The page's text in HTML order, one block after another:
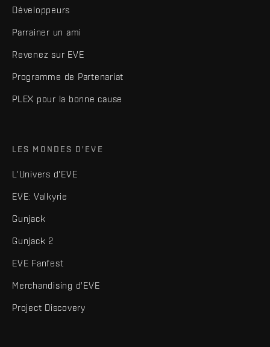
Développeurs
Parrainer un ami
Revenez sur EVE
Programme de Partenariat
PLEX pour la bonne cause
LES MONDES D'EVE
L'Univers d'EVE
EVE: Valkyrie
Gunjack
Gunjack 2
EVE Fanfest
Merchandising d'EVE
Project Discovery